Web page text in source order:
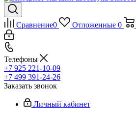
Сравнение0 Отложенные 0
Телефоны
+7 925 221-10-09
+7 499 391-24-26
Заказать звонок
Личный кабинет